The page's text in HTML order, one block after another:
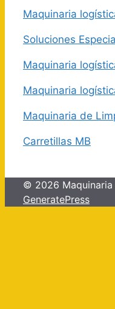
Maquinaria
Soluciones
Maquinaria
Maquinaria
Maquinaria de
Carretillas MB
© 2026 Maquinaria
GeneratePress